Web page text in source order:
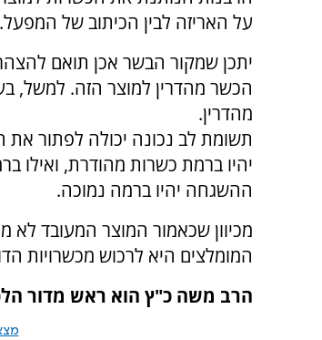
על האריזה לבין הכיתוב של המפעל.
יתכן שמקור הבשר אכן תואם
הכשר מהדרין למוצר הזה. למשל,
מהדרין.
תשומת לב נכונה יכולה לפתור את
יהיו ברמת כשרות מהודרת, ואילו
ההשגחה יהיו ברמה נמוכה.
מכיוון שכאמור המוצר המעובד
המומלצים היא לרכוש מכשרויות
הרב משה כ"ץ הוא ראש מדור